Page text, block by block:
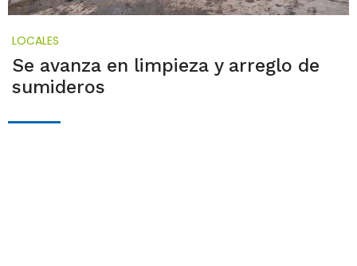
LOCALES
Se avanza en limpieza y arreglo de
sumideros